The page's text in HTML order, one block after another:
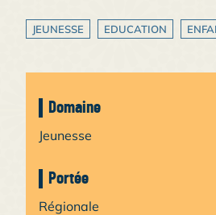
JEUNESSE EDUCATION
Domaine
Jeunesse
Portée
Régionale